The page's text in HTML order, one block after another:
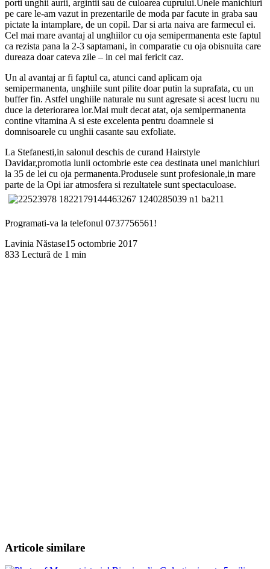
porti unghii aurii, argintii sau de culoarea cuprului.Unele manichiuri
pe care le-am vazut in prezentarile de moda par facute in graba sau
pictate la intamplare, de un copil. Dar si arta naiva are farmecul ei.
Cel mai mare avantaj al unghiilor cu oja semipermanenta este faptul
ca rezista pana la 2-3 saptamani, in comparatie cu oja obisnuita care
dureaza doar cateva zile – in cel mai fericit caz.
Un al avantaj ar fi faptul ca, atunci cand aplicam oja
semipermanenta, unghiile sunt pilite doar putin la suprafata, cu un
buffer fin. Astfel unghiile naturale nu sunt agresate si acest lucru nu
duce la deteriorarea lor.Mai mult decat atat, oja semipermanenta
contine vitamina A si este excelenta pentru doamnele si
domnisoarele cu unghii casante sau exfoliate.
La Stefanesti,in salonul deschis de curand Hairstyle
Davidar,promotia lunii octombrie este cea destinata unei manichiuri
la 35 de lei cu oja permanenta.Produsele sunt profesionale,in mare
parte de la Opi iar atmosfera si rezultatele sunt spectaculoase.
Programati-va la telefonul 0737756561!
Lavinia Năstase15 octombrie 2017
833 Lectură de 1 min
Articole similare